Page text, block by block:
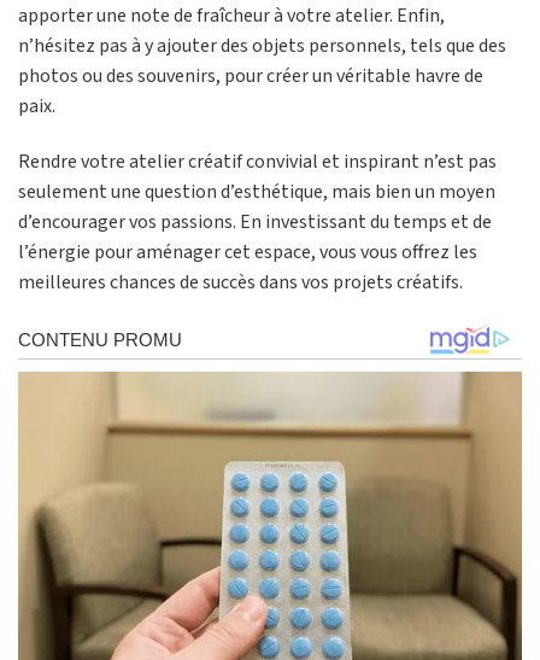
apporter une note de fraîcheur à votre atelier. Enfin,
n’hésitez pas à y ajouter des objets personnels, tels que des
photos ou des souvenirs, pour créer un véritable havre de
paix.
Rendre votre atelier créatif convivial et inspirant n’est pas
seulement une question d’esthétique, mais bien un moyen
d’encourager vos passions. En investissant du temps et de
l’énergie pour aménager cet espace, vous vous offrez les
meilleures chances de succès dans vos projets créatifs.